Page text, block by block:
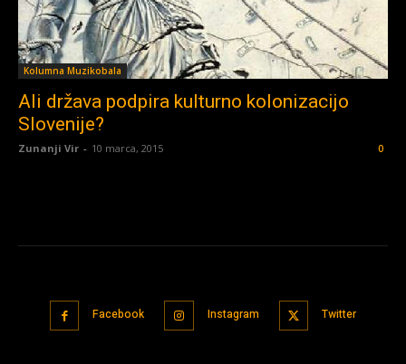
Kolumna Muzikobala
Ali država podpira kulturno kolonizacijo
Slovenije?
Zunanji Vir - 10 marca, 2015 0
Facebook Instagram Twitter